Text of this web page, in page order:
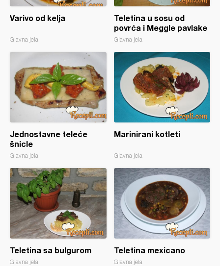
Varivo od kelja
Glavna jela
Teletina u sosu od
povrća i Meggle pavlake
Glavna jela
Jednostavne teleće
šnicle
Glavna jela
Marinirani kotleti
Glavna jela
Teletina sa bulgurom
Glavna jela
Teletina mexicano
Glavna jela